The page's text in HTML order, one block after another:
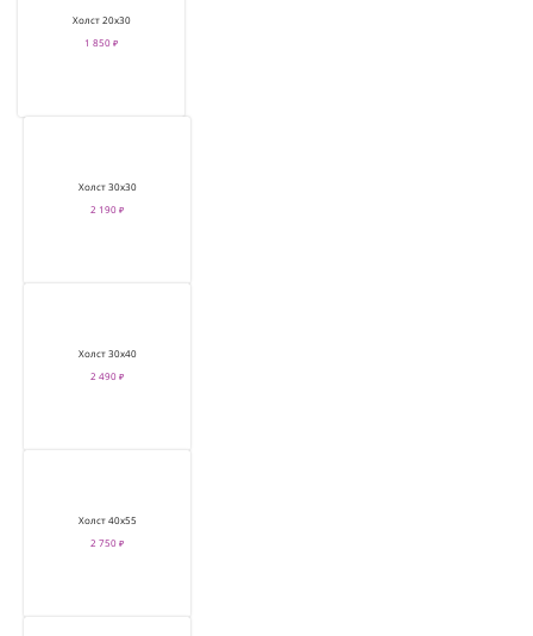
Холст 20х30
1 850 ₽
Холст 30х30
2 190 ₽
Холст 30х40
2 490 ₽
Холст 40х55
2 750 ₽